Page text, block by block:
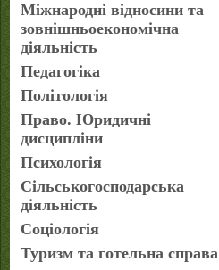
Міжнародні відносини та
зовнішньоекономічна
діяльність
Педагогіка
Політологія
Право. Юридичні
дисципліни
Психологія
Сільськогосподарська
діяльність
Соціологія
Туризм та готельна справа